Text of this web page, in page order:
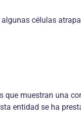
células
muestran una
entidad se ha